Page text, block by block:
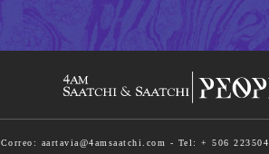
Correo: aartavia@4amsaatchi.com - Tel: + 506